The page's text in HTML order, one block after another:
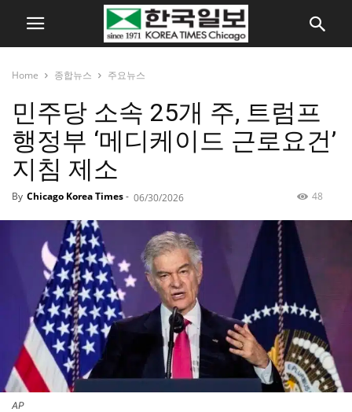
Home 종합뉴스 주요뉴스
민주당 소속 25개 주, 트럼프
행정부 ‘메디케이드 근로요건’
지침 제소
By Chicago Korea Times- 06/30/2026 48
AP